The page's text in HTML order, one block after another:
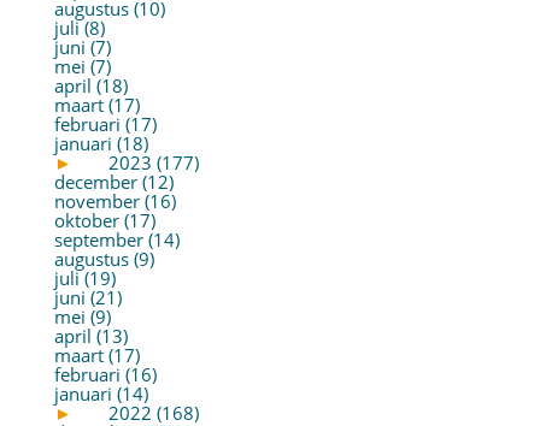
augustus (10)
juli (8)
juni (7)
mei (7)
april (18)
maart (17)
februari (17)
januari (18)
►
2023 (177)
december (12)
november (16)
oktober (17)
september (14)
augustus (9)
juli (19)
juni (21)
mei (9)
april (13)
maart (17)
februari (16)
januari (14)
►
2022 (168)